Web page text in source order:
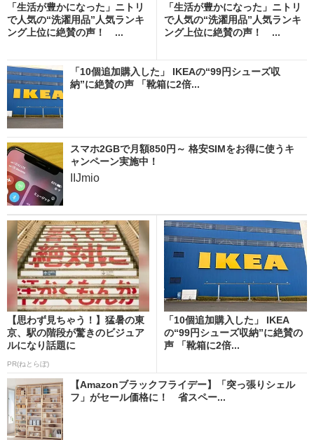
「生活が豊かになった」ニトリ
で人気の“洗濯用品”人気ランキ
ング上位に絶賛の声！ ...
「生活が豊かになった」ニトリ
で人気の“洗濯用品”人気ランキ
ング上位に絶賛の声！ ...
「10個追加購入した」 IKEAの“99円シューズ収
納”に絶賛の声 「靴箱に2倍...
スマホ2GBで月額850円～ 格安SIMをお得に使うキ
ャンペーン実施中！
IIJmio
【思わず見ちゃう！】猛暑の東
京、駅の階段が驚きのビジュア
ルになり話題に
PR(ねとらぼ)
「10個追加購入した」 IKEA
の“99円シューズ収納”に絶賛の
声 「靴箱に2倍...
【Amazonブラックフライデー】「突っ張りシェル
フ」がセール価格に！ 省スペー...